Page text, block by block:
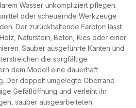
Wasser unkompliziert pflegen.
oder scheuernde Werkzeuge
Der zurückhaltende Farbton lässt
Naturstein, Beton, Kies oder einer
Sauber ausgeführte Kanten und
die sorgfältige
dem Modell eine dauerhaft
Der doppelt umgelegte Oberrand
Gefäßöffnung und verleiht ihr
sauber ausgearbeiteten